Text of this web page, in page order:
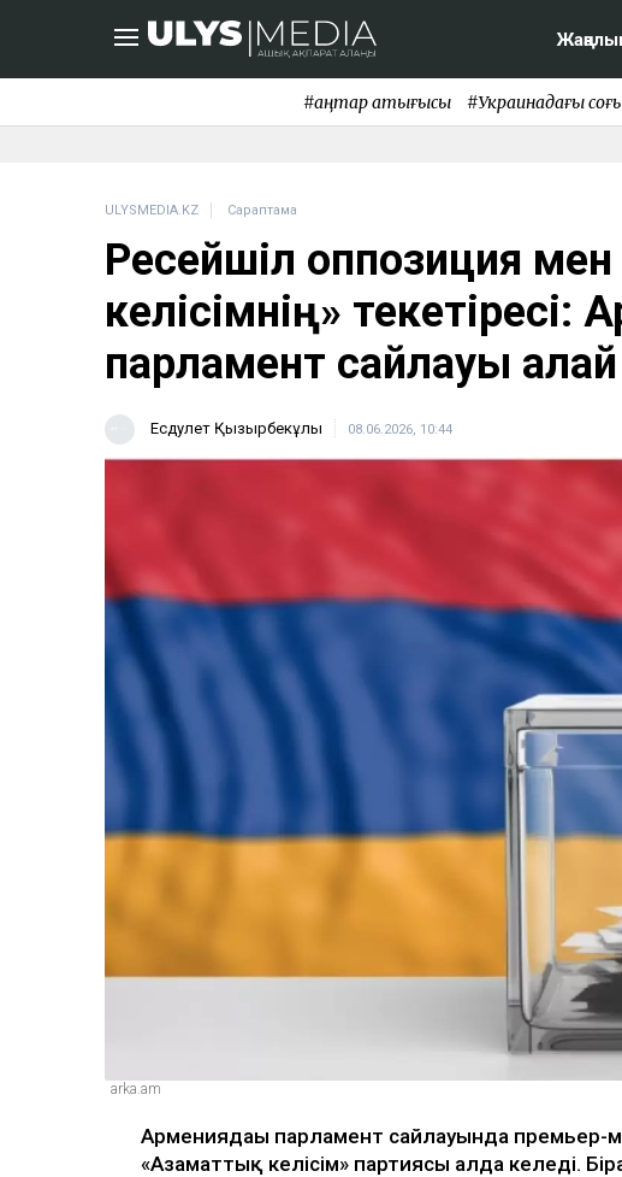
#қаңтар қақтығысы #Украинадағы
ULYSMEDIA.KZ Сараптама
Ресейшіл оппозиция мен
келісімнің» текетіресі:
парламент сайлауы қалай
Есдәулет Қызырбекұлы 08.06.2026, 10:44
arka.am
Армениядағы парламент сайлауында
«Азаматтық келісім» партиясы алда келеді.